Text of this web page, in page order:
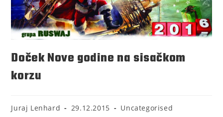
Doček Nove godine na sisačkom
korzu
Juraj Lenhard 29.12.2015 Uncategorised